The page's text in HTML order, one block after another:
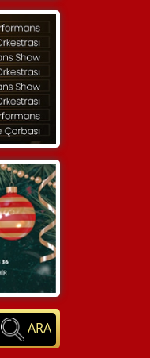
ARA